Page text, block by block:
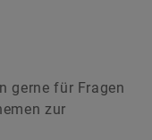
gerne für Fragen
zur